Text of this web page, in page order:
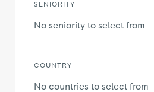
SENIORITY
No seniority to select from
COUNTRY
No countries to select from